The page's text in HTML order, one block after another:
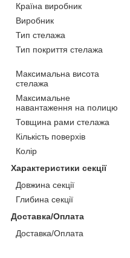
Країна виробник
Виробник
Тип стелажа
Тип покриття стелажа
Максимальна висота
стелажа
Максимальне
навантаження на полицю
Товщина рами стелажа
Кількість поверхів
Колір
Характеристики секції
Довжина секції
Глибина секції
Доставка/Оплата
Доставка/Оплата